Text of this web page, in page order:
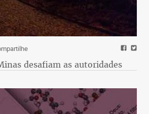
desafiam as autoridades